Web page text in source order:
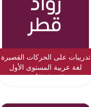
تدريبات على الحركات القصيرة
لغة عربية المستوى الأول